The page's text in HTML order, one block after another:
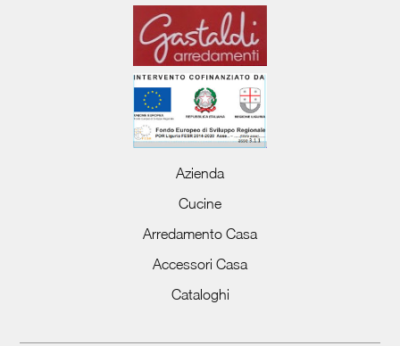
Azienda
Cucine
Arredamento Casa
Accessori Casa
Cataloghi